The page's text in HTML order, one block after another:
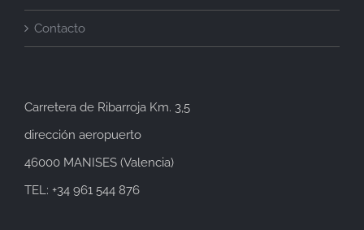
Contacto
Carretera de Ribarroja Km. 3,5
dirección aeropuerto
46000 MANISES (Valencia)
TEL: +34 961 544 876